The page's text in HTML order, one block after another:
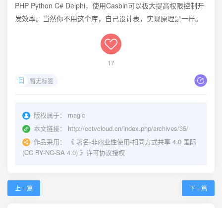
PHP Python C# Delphi，使用Casbin可以极大提高权限控制开
发效率。当然你不用这个库，自己设计表，实现原理是一样。
17
暂无标签
版权属于：
magic
本文链接：
http://cctvcloud.cn/index.php/archives/35/
作品采用：
《 署名-非商业性使用-相同方式共享 4.0 国际
(CC BY-NC-SA 4.0) 》许可协议授权
上一篇 下一篇